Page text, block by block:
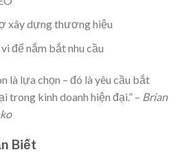
xây dựng thương hiệu
để nắm bắt nhu cầu
là lựa chọn – đó là yêu cầu bắt
trong kinh doanh hiện đại.” – Brian
Biết